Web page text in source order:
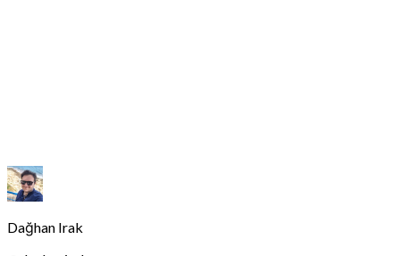
Dağhan Irak